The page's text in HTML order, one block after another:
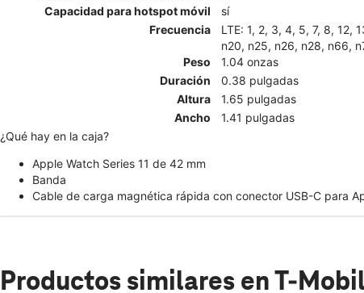
Capacidad para hotspot móvil
sí
Frecuencia
LTE: 1, 2, 3, 4, 5, 7, 8, 12,
n20, n25, n26, n28, n66,
Peso
1.04 onzas
Duración
0.38 pulgadas
Altura
1.65 pulgadas
Ancho
1.41 pulgadas
¿Qué hay en la caja?
Apple Watch Series 11 de 42 mm
Banda
Cable de carga magnética rápida con conector USB-C para
Productos similares en T-